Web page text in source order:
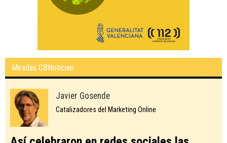
Miradas CBNoticias
Javier Gosende
Catalizadores del Marketing Online